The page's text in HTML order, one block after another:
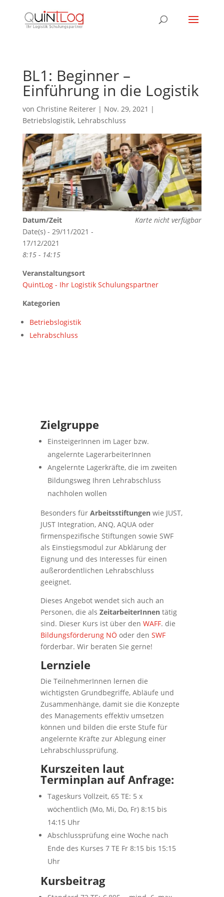
BL1: Beginner –
Einführung in die Logistik
von Christine Reiterer| Nov. 29, 2021 |
Betriebslogistik, Lehrabschluss
Karte nicht verfügbar
Datum/Zeit
Date(s) - 29/11/2021 -
17/12/2021
8:15 - 14:15
Veranstaltungsort
QuintLog - Ihr Logistik Schulungspartner
Kategorien
Betriebslogistik
Lehrabschluss
Zielgruppe
EinsteigerInnen im Lager bzw.
angelernte LagerarbeiterInnen
Angelernte Lagerkräfte, die im zweiten
Bildungsweg Ihren Lehrabschluss
nachholen wollen
Besonders für Arbeitsstiftungenwie JUST,
JUST Integration, ANQ, AQUA oder
firmenspezifische Stiftungen sowie SWF
als Einstiegsmodul zur Abklärung der
Eignung und des Interesses für einen
außerordentlichen Lehrabschluss
geeignet.
Dieses Angebot wendet sich auch an
Personen, die als ZeitarbeiterInnentätig
sind. Dieser Kurs ist über den WAFF. die
Bildungsförderung NÖ oder den SWF
förderbar. Wir beraten Sie gerne!
Lernziele
Die TeilnehmerInnen lernen die
wichtigsten Grundbegriffe, Abläufe und
Zusammenhänge, damit sie die Konzepte
des Managements effektiv umsetzen
können und bilden die erste Stufe für
angelernte Kräfte zur Ablegung einer
Lehrabschlussprüfung.
Kurszeiten laut
Terminplan auf Anfrage:
Tageskurs Vollzeit, 65 TE: 5 x
wöchentlich (Mo, Mi, Do, Fr) 8:15 bis
14:15 Uhr
Abschlussprüfung eine Woche nach
Ende des Kurses 7 TE Fr 8:15 bis 15:15
Uhr
Kursbeitrag